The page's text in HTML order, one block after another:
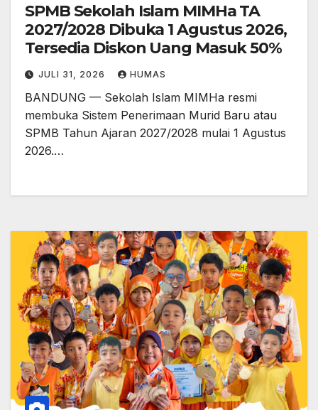
SPMB Sekolah Islam MIMHa TA
2027/2028 Dibuka 1 Agustus 2026,
Tersedia Diskon Uang Masuk 50%
JULI 31, 2026 HUMAS
BANDUNG — Sekolah Islam MIMHa resmi
membuka Sistem Penerimaan Murid Baru atau
SPMB Tahun Ajaran 2027/2028 mulai 1 Agustus
2026.…